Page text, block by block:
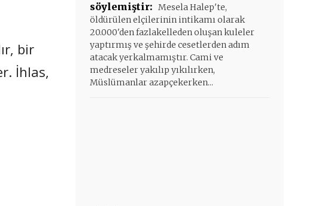
bir
İhlas,
söylemiştir: Mesela Halep'te,
öldürülen elçilerinin intikamı olarak
20.000'den fazlakelleden oluşan kuleler
yaptırmış ve şehirde cesetlerden adım
atacak yerkalmamıştır. Cami ve
medreseler yakılıp yıkılırken,
Müslümanlar azapçekerken...